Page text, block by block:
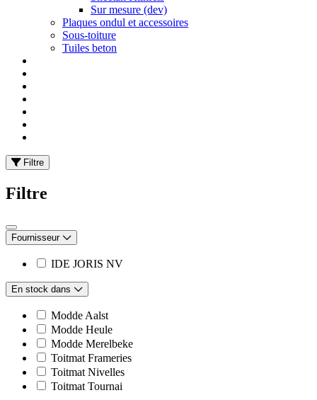
Sur mesure (dev)
Plaques ondul et accessoires
Sous-toiture
Tuiles beton
Filtre
Filtre
Fournisseur
IDE JORIS NV
En stock dans
Modde Aalst
Modde Heule
Modde Merelbeke
Toitmat Frameries
Toitmat Nivelles
Toitmat Tournai